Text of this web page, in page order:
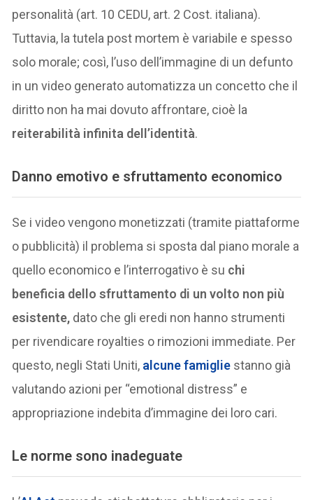
personalità (art. 10 CEDU, art. 2 Cost. italiana).
Tuttavia, la tutela post mortem è variabile e spesso
solo morale; così, l’uso dell’immagine di un defunto
in un video generato automatizza un concetto che il
diritto non ha mai dovuto affrontare, cioè la
reiterabilità infinita dell’identità.
Danno emotivo e sfruttamento economico
Se i video vengono monetizzati (tramite piattaforme
o pubblicità) il problema si sposta dal piano morale a
quello economico e l’interrogativo è su chi
beneficia dello sfruttamento di un volto non più
esistente, dato che gli eredi non hanno strumenti
per rivendicare royalties o rimozioni immediate. Per
questo, negli Stati Uniti, alcune famiglie stanno già
valutando azioni per “emotional distress” e
appropriazione indebita d’immagine dei loro cari.
Le norme sono inadeguate